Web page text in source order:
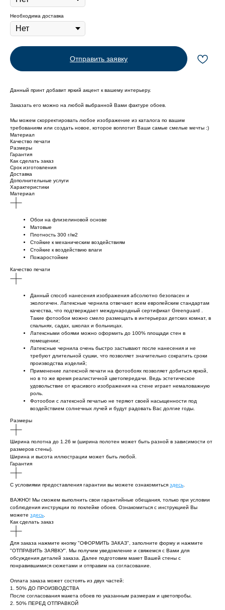
Необходима доставка
Отправить заявку
Данный принт добавит яркий акцент к вашему интерьеру.
Заказать его можно на любой выбранной Вами фактуре обоев.
Мы можем скорректировать любое изображение из каталога по вашим
требованиям или создать новое, которое воплотит Ваши самые смелые мечты :)
Материал
Качество печати
Размеры
Гарантия
Как сделать заказ
Срок изготовления
Доставка
Дополнительные услуги
Характеристики
Материал
Обои на флизелиновой основе
Матовые
Плотность 300 г/м2
Стойкие к механическим воздействиям
Cтойкие к воздействию влаги
Пожаростойкие
Качество печати
Данный способ нанесения изображения абсолютно безопасен и
экологичен. Латексные чернила отвечают всем европейским стандартам
качества, что подтверждает международный сертификат Greenguard .
Такие фотообои можно смело размещать в интерьерах детских комнат, в
спальнях, садах, школах и больницах.
Латексными обоями можно оформить до 100% площади стен в
помещении;
Латексные чернила очень быстро застывают после нанесения и не
требуют длительной сушки, что позволяет значительно сократить сроки
производства изделий;
Применение латексной печати на фотообоях позволяет добиться яркой,
но в то же время реалистичной цветопередачи. Ведь эстетическое
удовольствие от красивого изображения на стене играет немаловажную
роль.
Фотообои с латексной печатью не теряют своей насыщенности под
воздействием солнечных лучей и будут радовать Вас долгие годы.
Размеры
Ширина полотна до 1.26 м (ширина полотен может быть разной в зависимости от
размеров стены).
Ширина и высота иллюстрации может быть любой.
Гарантия
С условиями предоставления гарантии вы можете ознакомиться здесь
ВАЖНО! Мы сможем выполнить свои гарантийные обещания, только при условии
соблюдения инструкции по поклейке обоев. Ознакомиться с инструкцией Вы
можете здесь
Как сделать заказ
Для заказа нажмите кнопку "ОФОРМИТЬ ЗАКАЗ", заполните форму и нажмите
"ОТПРАВИТЬ ЗАЯВКУ". Мы получим уведомление и свяжемся с Вами для
обсуждения деталей заказа. Далее подготовим макет Вашей стены с
понравившимися сюжетами и отправим на согласование.
Оплата заказа может состоять из двух частей:
1. 50% ДО ПРОИЗВОДСТВА
После согласования макета обоев по указанным размерам и цветопробы.
2. 50% ПЕРЕД ОТПРАВКОЙ